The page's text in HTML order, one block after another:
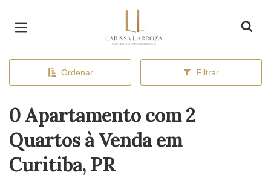
Ordenar Filtrar
0 Apartamento com 2
Quartos à Venda em
Curitiba, PR